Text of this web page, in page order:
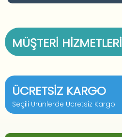
MÜŞTERI HIZMETLERI
ÜCRETSIZ KARGO
Seçili Ürünlerde Ücretsiz Kargo